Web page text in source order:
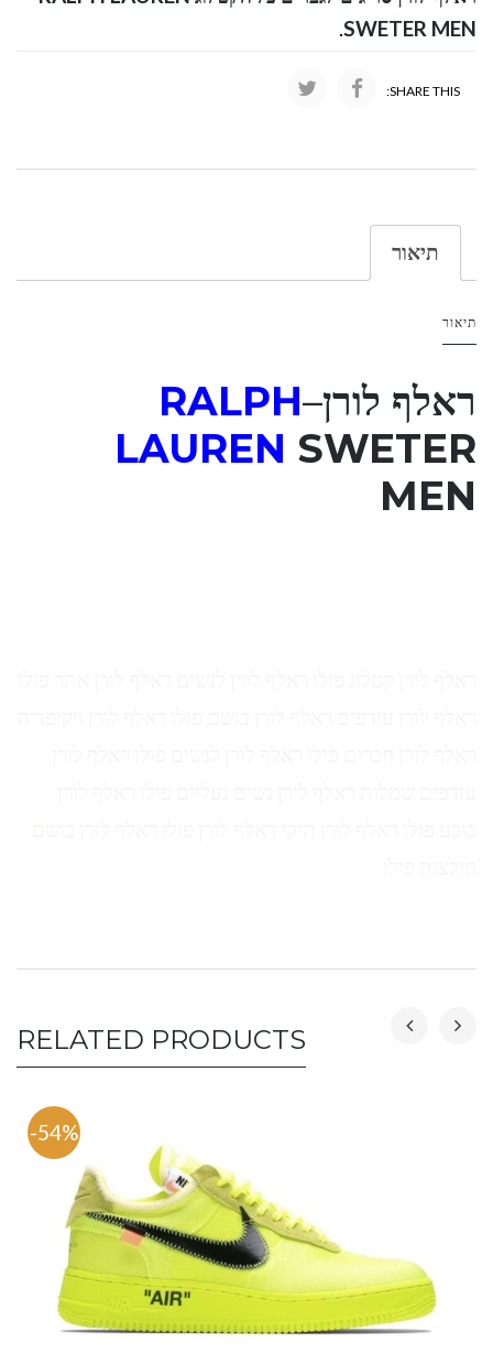
SWETER MEN
.
SHARE THIS:
תיאור
תיאור
ראלף לורן–
RALPH
LAUREN SWETER
MEN
RELATED PRODUCTS
-54%